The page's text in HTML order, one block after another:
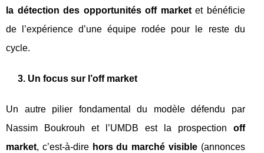
la détection des opportunités off marketet bénéficie
de l’expérience d’une équipe rodée pour le reste du
cycle.
3. Un focus sur l’off market
Un autre pilier fondamental du modèle défendu par
Nassim Boukrouh et l’UMDB est la prospection off
market, c’est‑à‑dire hors du marché visible(annonces